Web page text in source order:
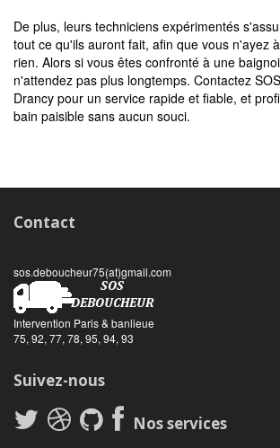
De plus, leurs techniciens expérimentés
tout ce qu'ils auront fait, afin que vous n'ayez
rien. Alors si vous êtes confronté à une
n'attendez pas plus longtemps. Contactez
Drancy pour un service rapide et fiable, et
bain paisible sans aucun souci.
Contact
sos.deboucheur75(at)gmail.com
Intervention Paris & banlieue
75, 92, 77, 78, 95, 94, 93
Suivez-nous
Nos services